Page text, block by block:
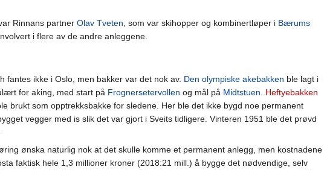
Rinnans partner Olav Tveten, som var skihopper og kombinertløper i Bærums
i flere av de andre anleggene.
fantes ikke i Oslo, men bakker var det nok av. Den olympiske akebakken ble lagt i
for aking, med start på Frognersetervollen og mål på Midtstuen
Heftyebakken
brukt som opptrekksbakke for sledene. Her ble det ikke bygd noe permanent
vegger med is slik det var gjort i Sveits tidligere. Vinteren 1951 ble det prøvd
ønska naturlig nok at det skulle komme et permanent anlegg, men kostnadene
faktisk hele 1,3 millioner kroner (2018:21 mill.) å bygge det nødvendige, selv